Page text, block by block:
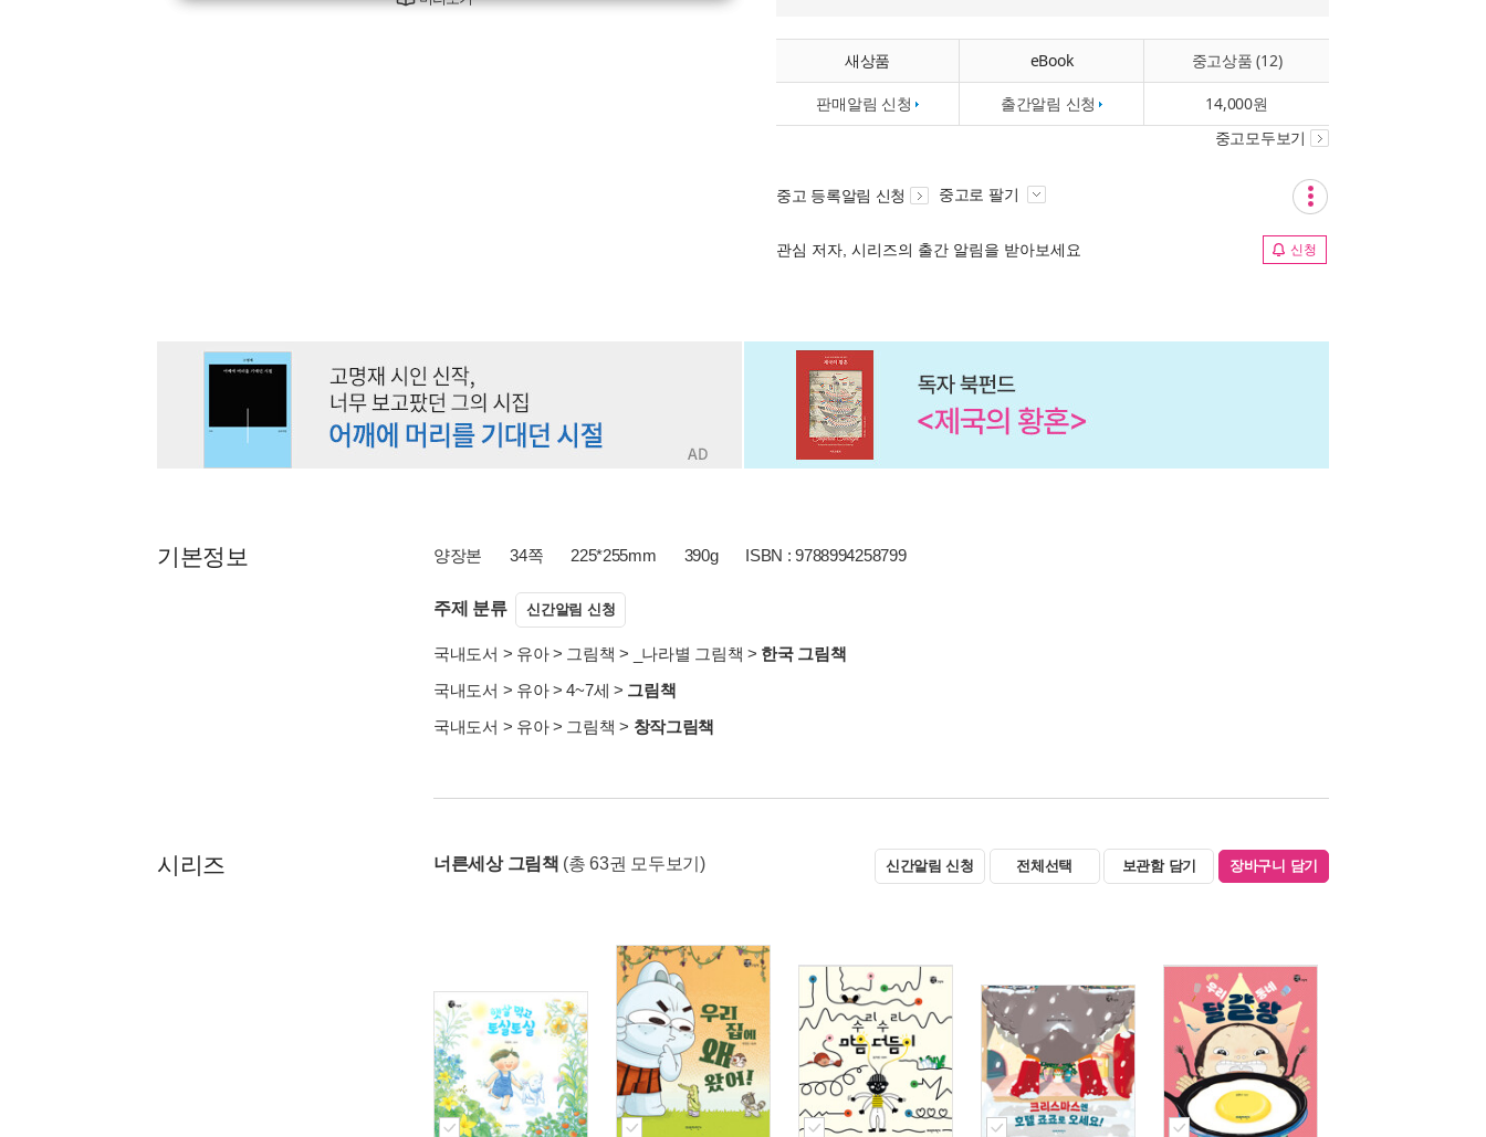
새상품 eBook 중고상품 (12)
판매알림 신청 출간알림 신청 14,000원
중고모두보기
중고 등록알림 신청 중고로 팔기
관심 저자, 시리즈의 출간 알림을 받아보세요 신청
기본정보 양장본 34쪽 225*255mm 390g ISBN : 9788994258799
주제 분류 신간알림 신청
국내도서 > 유아> 그림책 > _나라별 그림책 > 한국 그림책
국내도서 > 유아>4~7세 > 그림책
국내도서 > 유아> 그림책 > 창작그림책
시리즈 너른세상 그림책 (총 63권 모두보기) 신간알림 신청 전체선택 보관함 담기 장바구니 담기